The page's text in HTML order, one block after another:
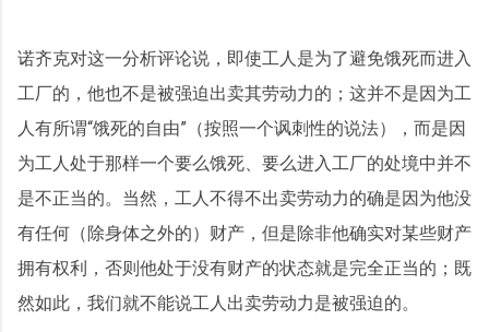
诺齐克对这一分析评论说，即使工人是为了避免饿死而进入
工厂的，他也不是被强迫出卖其劳动力的；这并不是因为工
人有所谓“饿死的自由”（按照一个讽刺性的说法），而是因
为工人处于那样一个要么饿死、要么进入工厂的处境中并不
是不正当的。当然，工人不得不出卖劳动力的确是因为他没
有任何（除身体之外的）财产，但是除非他确实对某些财产
拥有权利，否则他处于没有财产的状态就是完全正当的；既
然如此，我们就不能说工人出卖劳动力是被强迫的。